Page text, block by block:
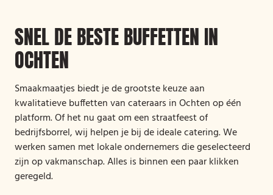
SNEL DE BESTE BUFFETTEN IN
OCHTEN
Smaakmaatjes biedt je de grootste keuze aan
kwalitatieve buffetten van cateraars in Ochten op één
platform. Of het nu gaat om een straatfeest of
bedrijfsborrel, wij helpen je bij de ideale catering. We
werken samen met lokale ondernemers die geselecteerd
zijn op vakmanschap. Alles is binnen een paar klikken
geregeld.